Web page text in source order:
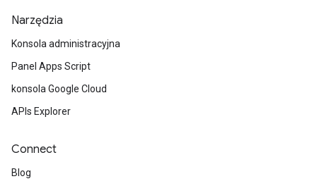
Narzędzia
Konsola administracyjna
Panel Apps Script
konsola Google Cloud
APIs Explorer
Connect
Blog